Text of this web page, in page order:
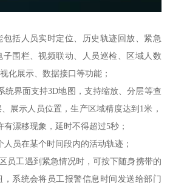
括人员实时定位、历史轨迹回放、紧急
围栏、视频联动、人员巡检、区域人数
化展示、数据接口等功能；
统界面支持3D地图，支持缩放、分层等查
展示人员位置，生产区域精度达到1米，
漂移现象，延时不得超过5秒；
员在某个时间段内的活动轨迹；
员工遇到紧急情况时，可按下随身携带的
系统会将员工报警信息时间发送给部门